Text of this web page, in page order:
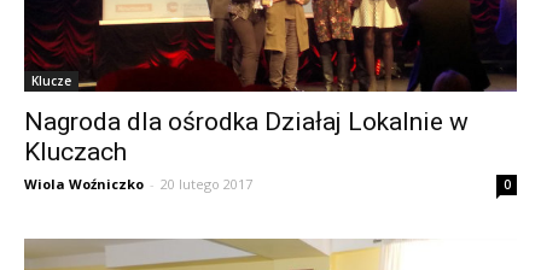
Klucze
Nagroda dla ośrodka Działaj Lokalnie w
Kluczach
Wiola Woźniczko - 20 lutego 2017 0